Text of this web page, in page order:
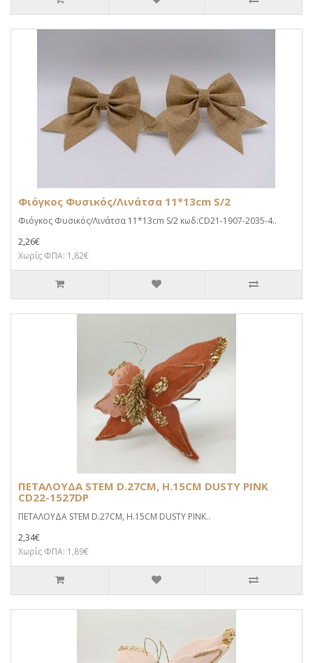
Φιόγκος Φυσικός/Λινάτσα 11*13cm S/2
Φιόγκος Φυσικός/Λινάτσα 11*13cm S/2 κωδ:CD21-1907-2035-4..
2,26€
Χωρίς ΦΠΑ: 1,82€
ΠΕΤΑΛΟΥΔΑ STEM D.27CM, H.15CM DUSTY PINK
CD22-1527DP
ΠΕΤΑΛΟΥΔΑ STEM D.27CM, H.15CM DUSTY PINK..
2,34€
Χωρίς ΦΠΑ: 1,89€